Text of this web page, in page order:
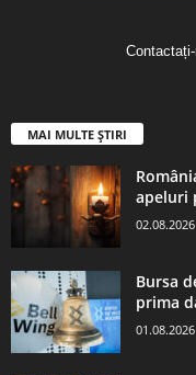
MAI MULTE ȘTIRI
apeluri
02.08.2026
Bursa
prima
01.08.2026